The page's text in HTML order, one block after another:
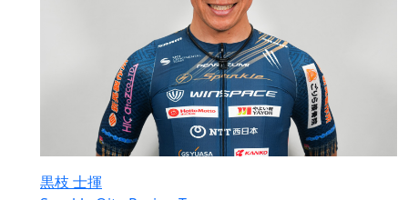
黒枝 士揮